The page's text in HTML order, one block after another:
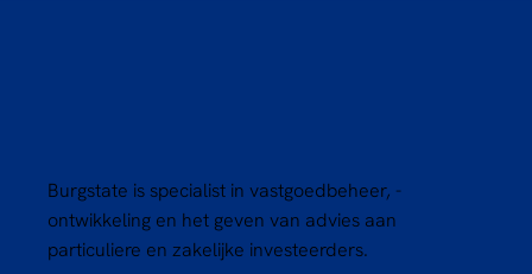
Burgstate is specialist in vastgoedbeheer, -
ontwikkeling en het geven van advies aan
particuliere en zakelijke investeerders.